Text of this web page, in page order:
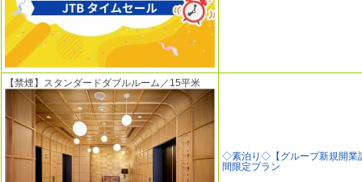
【禁煙】スタンダードダブルルーム／15平米
◇素泊り◇【グループ新規開業
間限定プラン